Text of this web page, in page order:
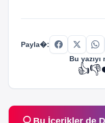
Payla�:
Bu
👍👎